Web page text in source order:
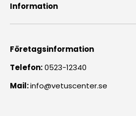
Information
Företagsinformation
Telefon:0523-12340
Mail:info@vetuscenter.se